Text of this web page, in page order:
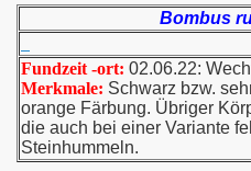
Bombus
Fundzeit -ort: 02.06.22:
Merkmale: Schwarz bzw.
orange Färbung. Übriger
die auch bei einer Variante
Steinhummeln.